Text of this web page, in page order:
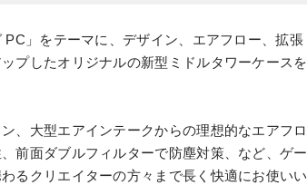
PC」をテーマに、デザイン、エアフロー、拡張
プしたオリジナルの新型ミドルタワーケースを
、大型エアインテークからの理想的なエアフロ
前面ダブルフィルターで防塵対策、など、ゲー
るクリエイターの方々まで長く快適にお使いい